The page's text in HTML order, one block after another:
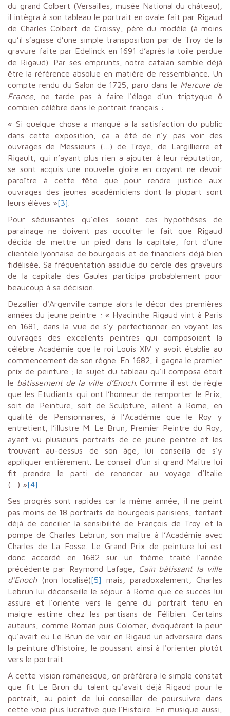
du grand Colbert (Versailles, musée National du château),
il intègra à son tableau le portrait en ovale fait par Rigaud
de Charles Colbert de Croissy, père du modèle (à moins
qu’il s’agisse d’une simple transposition par de Troy de la
gravure faite par Edelinck en 1691 d’après la toile perdue
de Rigaud). Par ses emprunts, notre catalan semble déjà
être la référence absolue en matière de ressemblance. Un
compte rendu du Salon de 1725, paru dans le Mercure de
France , ne tarde pas à faire l'éloge d’un triptyque ô
combien célèbre dans le portrait français :
« Si quelque chose a manqué à la satisfaction du public
dans cette exposition, ça a été de n’y pas voir des
ouvrages de Messieurs (…) de Troye, de Largillierre et
Rigault, qui n’ayant plus rien à ajouter à leur réputation,
se sont acquis une nouvelle gloire en croyant ne devoir
paroître à cette fête que pour rendre justice aux
ouvrages des jeunes académiciens dont la plupart sont
leurs élèves »[3]
Pour séduisantes qu'elles soient ces hypothèses de
parainage ne doivent pas occulter le fait que Rigaud
décida de mettre un pied dans la capitale, fort d'une
clientèle lyonnaise de bourgeois et de financiers déjà bien
fidélisée. Sa fréquentation assidue du cercle des graveurs
de la capitale des Gaules participa probablement pour
beaucoup à sa décision.
Dezallier d'Argenville campe alors le décor des premières
années du jeune peintre : « Hyacinthe Rigaud vint à Paris
en 1681, dans la vue de s’y perfectionner en voyant les
ouvrages des excellents peintres qui composoient la
célèbre Académie que le roi Louis XIV y avoit établie au
commencement de son règne. En 1682, il gagna le premier
prix de peinture ; le sujet du tableau qu’il composa étoit
le bâtissement de la ville d’Enoch. Comme il est de règle
que les Etudiants qui ont l’honneur de remporter le Prix,
soit de Peinture, soit de Sculpture, aillent à Rome, en
qualité de Pensionnaires, à l’Académie que le Roy y
entretient, l’illustre M. Le Brun, Premier Peintre du Roy,
ayant vu plusieurs portraits de ce jeune peintre et les
trouvant au-dessus de son âge, lui conseilla de s’y
appliquer entièrement. Le conseil d’un si grand Maître lui
fit prendre le parti de renoncer au voyage d’Italie
(…) »[4]
Ses progrès sont rapides car la même année, il ne peint
pas moins de 18 portraits de bourgeois parisiens, tentant
déjà de concilier la sensibilité de François de Troy et la
pompe de Charles Lebrun, son maître à l’Académie avec
Charles de La Fosse. Le Grand Prix de peinture lui est
donc accordé en 1682 sur un thème traité l’année
précédente par Raymond Lafage,
Caïn bâtissant la ville
d’Enoch(non localisé)[5]
mais, paradoxalement, Charles
Lebrun lui déconseille le séjour à Rome que ce succès lui
assure et l’oriente vers le genre du portrait tenu en
maigre estime chez les partisans de Félibien. Certains
auteurs, comme Roman puis Colomer, évoquèrent la peur
qu'avait eu Le Brun de voir en Rigaud un adversaire dans
la peinture d’histoire, le poussant ainsi à l'orienter plutôt
vers le portrait.
À cette vision romanesque, on préfèrera le simple constat
que fit Le Brun du talent qu'avait déjà Rigaud pour le
portrait, au point de lui conseiller de poursuivre dans
cette voie plus lucrative que l'Histoire. En musique aussi,